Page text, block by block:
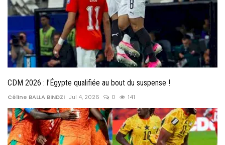
CDM 2026 : l’Égypte qualifiée au bout du suspense !
Céline BALLA BINDZI Jul 4, 2026 0 141